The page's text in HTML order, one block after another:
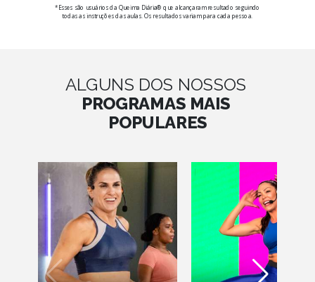
*Esses são usuários da Queima Diária® que alcançaram resultado seguindo
todas as instruções das aulas. Os resultados variam para cada pessoa.
ALGUNS DOS NOSSOS
PROGRAMAS MAIS
POPULARES